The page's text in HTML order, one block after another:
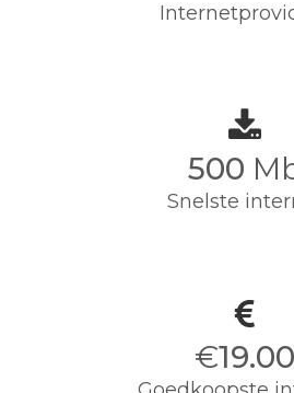
500
Snelste
€19.00